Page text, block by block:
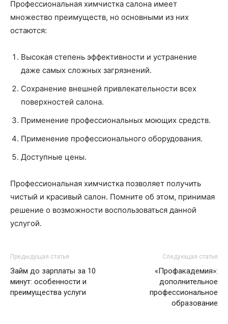
Профессиональная химчистка салона имеет
множество преимуществ, но основными из них
остаются:
Высокая степень эффективности и устранение
даже самых сложных загрязнений.
Сохранение внешней привлекательности всех
поверхностей салона.
Применение профессиональных моющих средств.
Применение профессионального оборудования.
Доступные цены.
Профессиональная химчистка позволяет получить
чистый и красивый салон. Помните об этом, принимая
решение о возможности воспользоваться данной
услугой.
Предыдущая статья
Займ до зарплаты за 10
минут: особенности и
преимущества услуги
Следующая статья
«Профакадемия»:
дополнительное
профессиональное
образование